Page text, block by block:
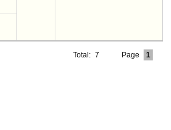
Total: 7 Page 1